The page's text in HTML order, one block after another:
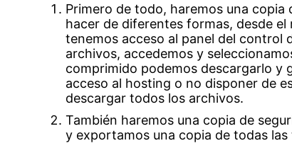
Primero de todo, haremos una copia
hacer de diferentes formas, desde
tenemos acceso al panel del control
archivos, accedemos y
comprimido podemos descargarlo y
acceso al hosting o no disponer de
descargar todos los archivos.
También haremos una copia de
y exportamos una copia de todas las